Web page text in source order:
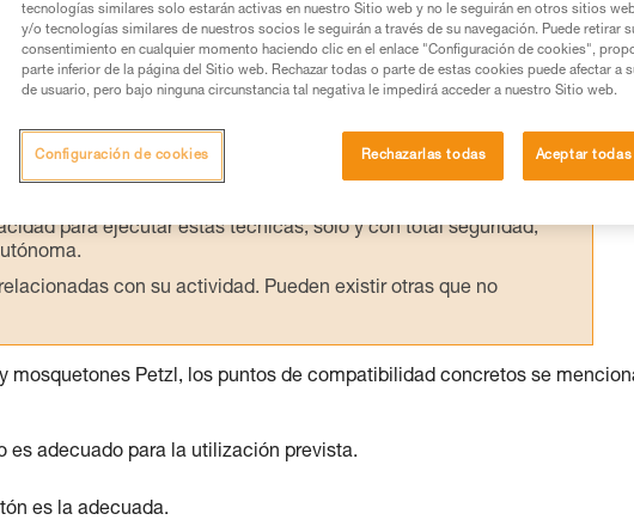
de los productos utilizados en este consejo antes de
la información de la ficha técnica para poder comprender
una formación y un entrenamiento específico. Confirme a
para ejecutar estas técnicas, solo y con total seguridad,
con su actividad. Pueden existir otras que no
mosquetones Petzl, los puntos de compatibilidad concretos se
es adecuado para la utilización prevista.
es la adecuada.
tecnologías similares solo estarán activas en nuestro Sitio web y no le seguirán en otros sitios
y/o tecnologías similares de nuestros socios le seguirán a través de su navegación. Puede retirar
consentimiento en cualquier momento haciendo clic en el enlace "Configuración de cookies",
parte inferior de la página del Sitio web. Rechazar todas o parte de estas cookies puede afectar a
de usuario, pero bajo ninguna circunstancia tal negativa le impedirá acceder a nuestro Sitio web.
Rechazarlas todas Aceptar
Configuración de cookies